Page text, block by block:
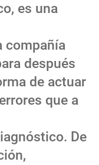
es una
compañía
después
de actuar
que a
De